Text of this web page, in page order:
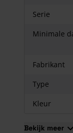
Serie
Minimale
Fabrikant
Type
Kleur
Bekijk meer